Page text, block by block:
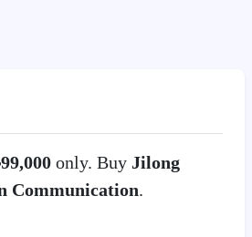
only. Buy Jilong
Communication.